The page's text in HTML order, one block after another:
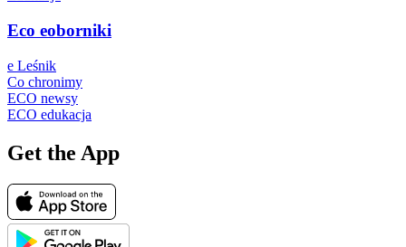
Eco eoborniki
e Leśnik
Co chronimy
ECO newsy
ECO edukacja
Get the App